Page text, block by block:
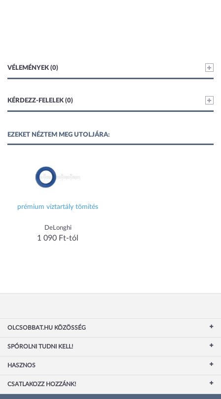
VÉLEMÉNYEK (0)
KÉRDEZZ-FELELEK (0)
EZEKET NÉZTEM MEG UTOLJÁRA:
prémium víztartály tömítés
DeLonghi
1 090 Ft-tól
OLCSOBBAT.HU KÖZÖSSÉG
SPÓROLNI TUDNI KELL!
HASZNOS
CSATLAKOZZ HOZZÁNK!